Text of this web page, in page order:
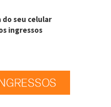
do seu celular
ingressos